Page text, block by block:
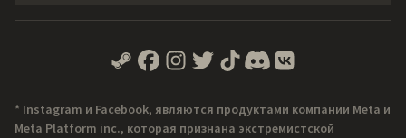
* Instagram и Facebook, являются продуктами компании Meta и
Meta Platform inc., которая признана экстремистской